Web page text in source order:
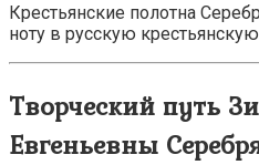
Крестьянские полотна
ноту в русскую
Творческий путь
Евгеньевны